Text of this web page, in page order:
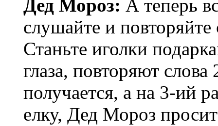
Дед Мороз: А теперь
слушайте и
Станьте иголки
глаза, повторяют слова
получается, а на 3-ий
елку, Дед Мороз